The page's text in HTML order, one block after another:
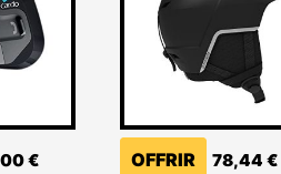
€ OFFRIR 78,44 €